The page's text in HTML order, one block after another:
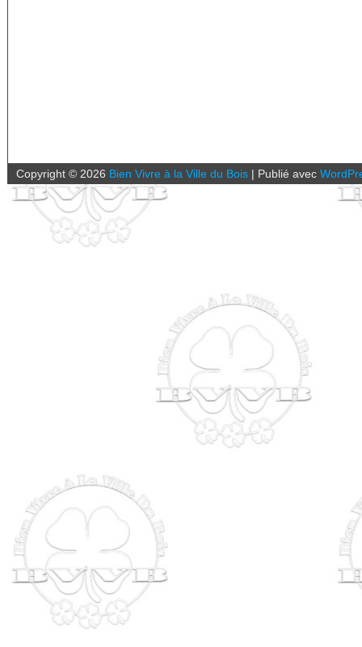
Copyright © 2026 Bien Vivre à la Ville du Bois | Publié avec